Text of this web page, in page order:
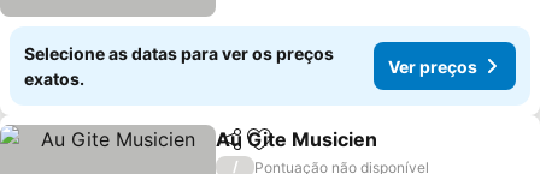
Selecione as datas para ver os preços
exatos.
Ver preços
PartilharAdicionar aos favoritos
Au Gite Musicien
/
Pontuação não disponível